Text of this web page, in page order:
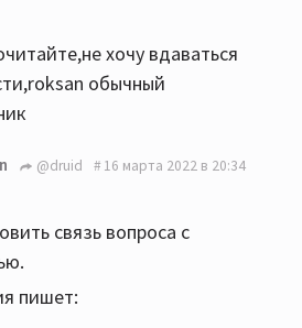
хочу вдаваться
обычный
@druid 16 марта 2022 в 20:34
связь вопроса с
пишет: